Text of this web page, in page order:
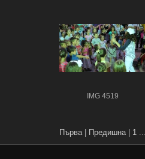
IMG 4519
Първа Предишна 1